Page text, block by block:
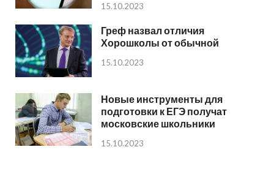
15.10.2023
Греф назвал отличия
Хорошколы от обычной
15.10.2023
Новые инструменты для
подготовки к ЕГЭ получат
московские школьники
15.10.2023